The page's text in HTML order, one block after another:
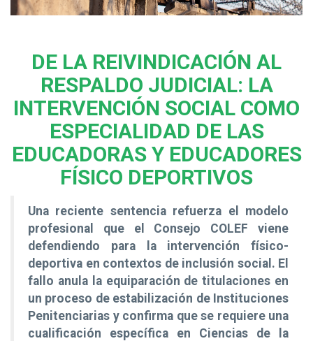
DE LA REIVINDICACIÓN AL
RESPALDO JUDICIAL: LA
INTERVENCIÓN SOCIAL COMO
ESPECIALIDAD DE LAS
EDUCADORAS Y EDUCADORES
FÍSICO DEPORTIVOS
Una reciente sentencia refuerza el modelo
profesional que el Consejo COLEF viene
defendiendo para la intervención físico-
deportiva en contextos de inclusión social. El
fallo anula la equiparación de titulaciones en
un proceso de estabilización de Instituciones
Penitenciarias y confirma que se requiere una
cualificación específica en Ciencias de la